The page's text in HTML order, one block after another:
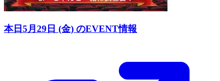
本日5月29日 (金) のEVENT情報